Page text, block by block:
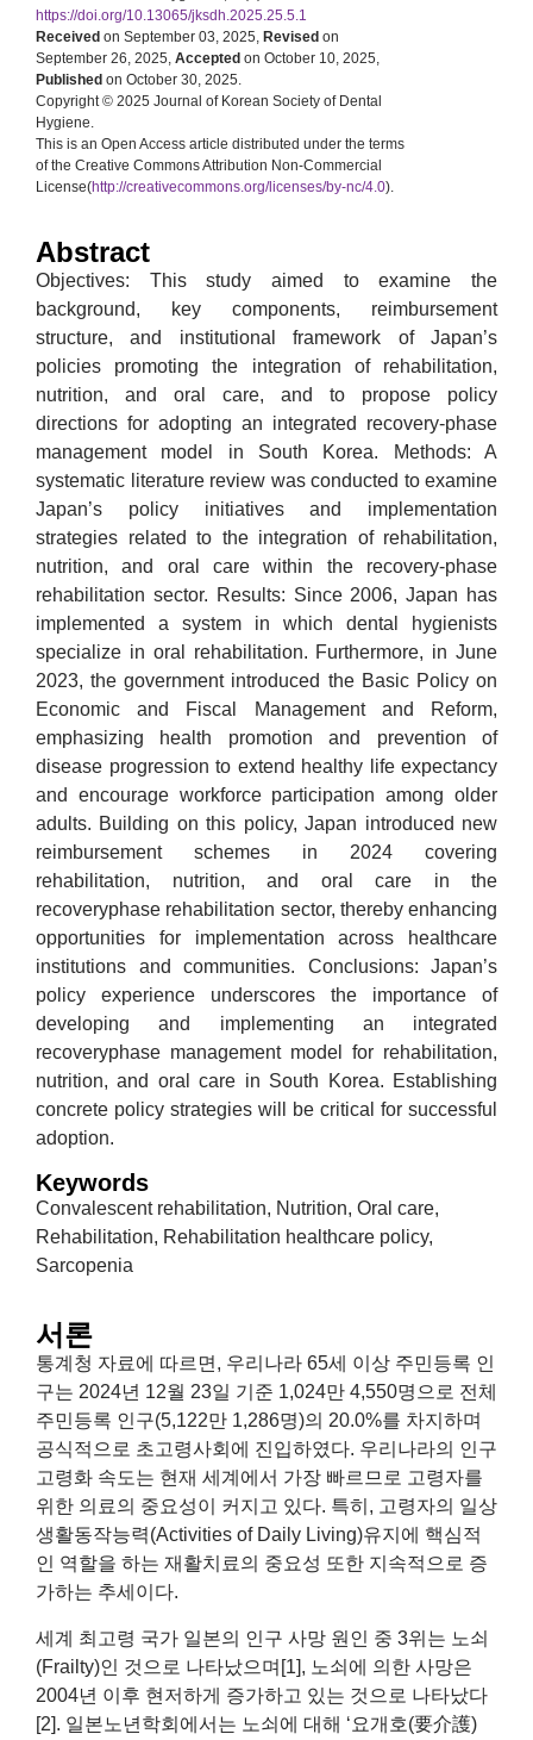
https://doi.org/10.13065/jksdh.2025.25.5.1
Received on September 03, 2025, Revised on
September 26, 2025, Accepted on October 10, 2025,
Published on October 30, 2025.
Copyright © 2025 Journal of Korean Society of Dental
Hygiene.
This is an Open Access article distributed under the terms
of the Creative Commons Attribution Non-Commercial
License(http://creativecommons.org/licenses/by-nc/4.0).
Abstract
Objectives: This study aimed to examine the
background, key components, reimbursement
structure, and institutional framework of Japan’s
policies promoting the integration of rehabilitation,
nutrition, and oral care, and to propose policy
directions for adopting an integrated recovery-phase
management model in South Korea. Methods: A
systematic literature review was conducted to examine
Japan’s policy initiatives and implementation
strategies related to the integration of rehabilitation,
nutrition, and oral care within the recovery-phase
rehabilitation sector. Results: Since 2006, Japan has
implemented a system in which dental hygienists
specialize in oral rehabilitation. Furthermore, in June
2023, the government introduced the Basic Policy on
Economic and Fiscal Management and Reform,
emphasizing health promotion and prevention of
disease progression to extend healthy life expectancy
and encourage workforce participation among older
adults. Building on this policy, Japan introduced new
reimbursement schemes in 2024 covering
rehabilitation, nutrition, and oral care in the
recoveryphase rehabilitation sector, thereby enhancing
opportunities for implementation across healthcare
institutions and communities. Conclusions: Japan’s
policy experience underscores the importance of
developing and implementing an integrated
recoveryphase management model for rehabilitation,
nutrition, and oral care in South Korea. Establishing
concrete policy strategies will be critical for successful
adoption.
Keywords
Convalescent rehabilitation, Nutrition, Oral care,
Rehabilitation, Rehabilitation healthcare policy,
Sarcopenia
서론
통계청 자료에 따르면, 우리나라 65세 이상 주민등록 인
구는 2024년 12월 23일 기준 1,024만 4,550명으로 전체
주민등록 인구(5,122만 1,286명)의 20.0%를 차지하며
공식적으로 초고령사회에 진입하였다. 우리나라의 인구
고령화 속도는 현재 세계에서 가장 빠르므로 고령자를
위한 의료의 중요성이 커지고 있다. 특히, 고령자의 일상
생활동작능력(Activities of Daily Living)유지에 핵심적
인 역할을 하는 재활치료의 중요성 또한 지속적으로 증
가하는 추세이다.
세계 최고령 국가 일본의 인구 사망 원인 중 3위는 노쇠
(Frailty)인 것으로 나타났으며[1], 노쇠에 의한 사망은
2004년 이후 현저하게 증가하고 있는 것으로 나타났다
[2]. 일본노년학회에서는 노쇠에 대해 ‘요개호(要介護)